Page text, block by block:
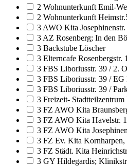
2 Wohnunterkunft Emil-
2 Wohnunterkunft
3 AWO Kita Josephinenstr.
3 AZ Rosenberg; In den
3 Backstube Löscher
3 Elterncafe Rosenbergstr.
3 FBS Liboriusstr. 39 / 2.
3 FBS Liboriusstr. 39 / EG
3 FBS Liboriusstr. 39 /
3 Freizeit-
3 FZ AWO Kita
3 FZ AWO Kita Havelstr.
3 FZ AWO Kita
3 FZ Ev. Kita Kornharpen,
3 FZ Städt. Kita
3 GY Hildegardis;